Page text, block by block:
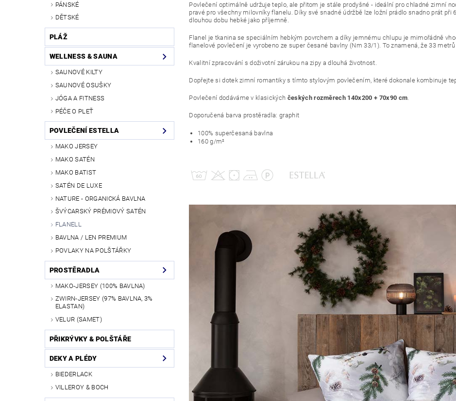
PÁNSKÉ
DĚTSKÉ
PLÁŽ
WELLNESS & SAUNA
SAUNOVÉ KILTY
SAUNOVÉ OSUŠKY
JÓGA A FITNESS
PÉČE O PLEŤ
POVLEČENÍ ESTELLA
MAKO JERSEY
MAKO SATÉN
MAKO BATIST
SATÉN DE LUXE
NATURE - ORGANICKÁ BAVLNA
ŠVÝCARSKÝ PRÉMIOVÝ SATÉN
FLANELL
BAVLNA / LEN PREMIUM
POVLAKY NA POLŠTÁŘKY
PROSTĚRADLA
MAKO-JERSEY (100% BAVLNA)
ZWIRN-JERSEY (97% BAVLNA, 3%
ELASTAN)
VELUR (SAMET)
PŘIKRÝVKY & POLŠTÁŘE
DEKY A PLÉDY
BIEDERLACK
VILLEROY & BOCH
Povlečení optimálně udržuje teplo, ale přitom je stále prodyšné - ideální pro chladné zimní
pravé pro všechny milovníky flanelu. Díky své snadné údržbě lze ložní prádlo snadno prát při
dlouhou dobu hebké jako příjemně.
Flanel je tkanina se speciálním hebkým povrchem a díky jemnému chlupu je mimořádně
flanelové povlečení je vyrobeno ze super česané bavlny (Nm 33/1). To znamená, že 33
Kvalitní zpracování s doživotní zárukou na zipy a dlouhá životnost.
Dopřejte si dotek zimní romantiky s tímto stylovým povlečením, které dokonale kombinuje
Povlečení dodáváme v klasických českých rozměrech 140x200 + 70x90 cm.
Doporučená barva prostěradla: graphit
100% superčesaná bavlna
160 g/m²